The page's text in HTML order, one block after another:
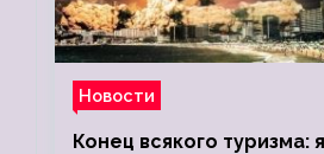
Новости
Конец всякого туризма: